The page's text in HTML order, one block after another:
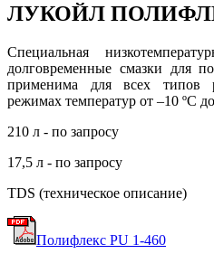
ЛУКОЙЛ
Специальная
долговременные смазки для
применима для всех типов
режимах температур от –10 ºС
210 л - по запросу
17,5 л - по запросу
TDS (техническое описание)
Полифлекс PU 1-460